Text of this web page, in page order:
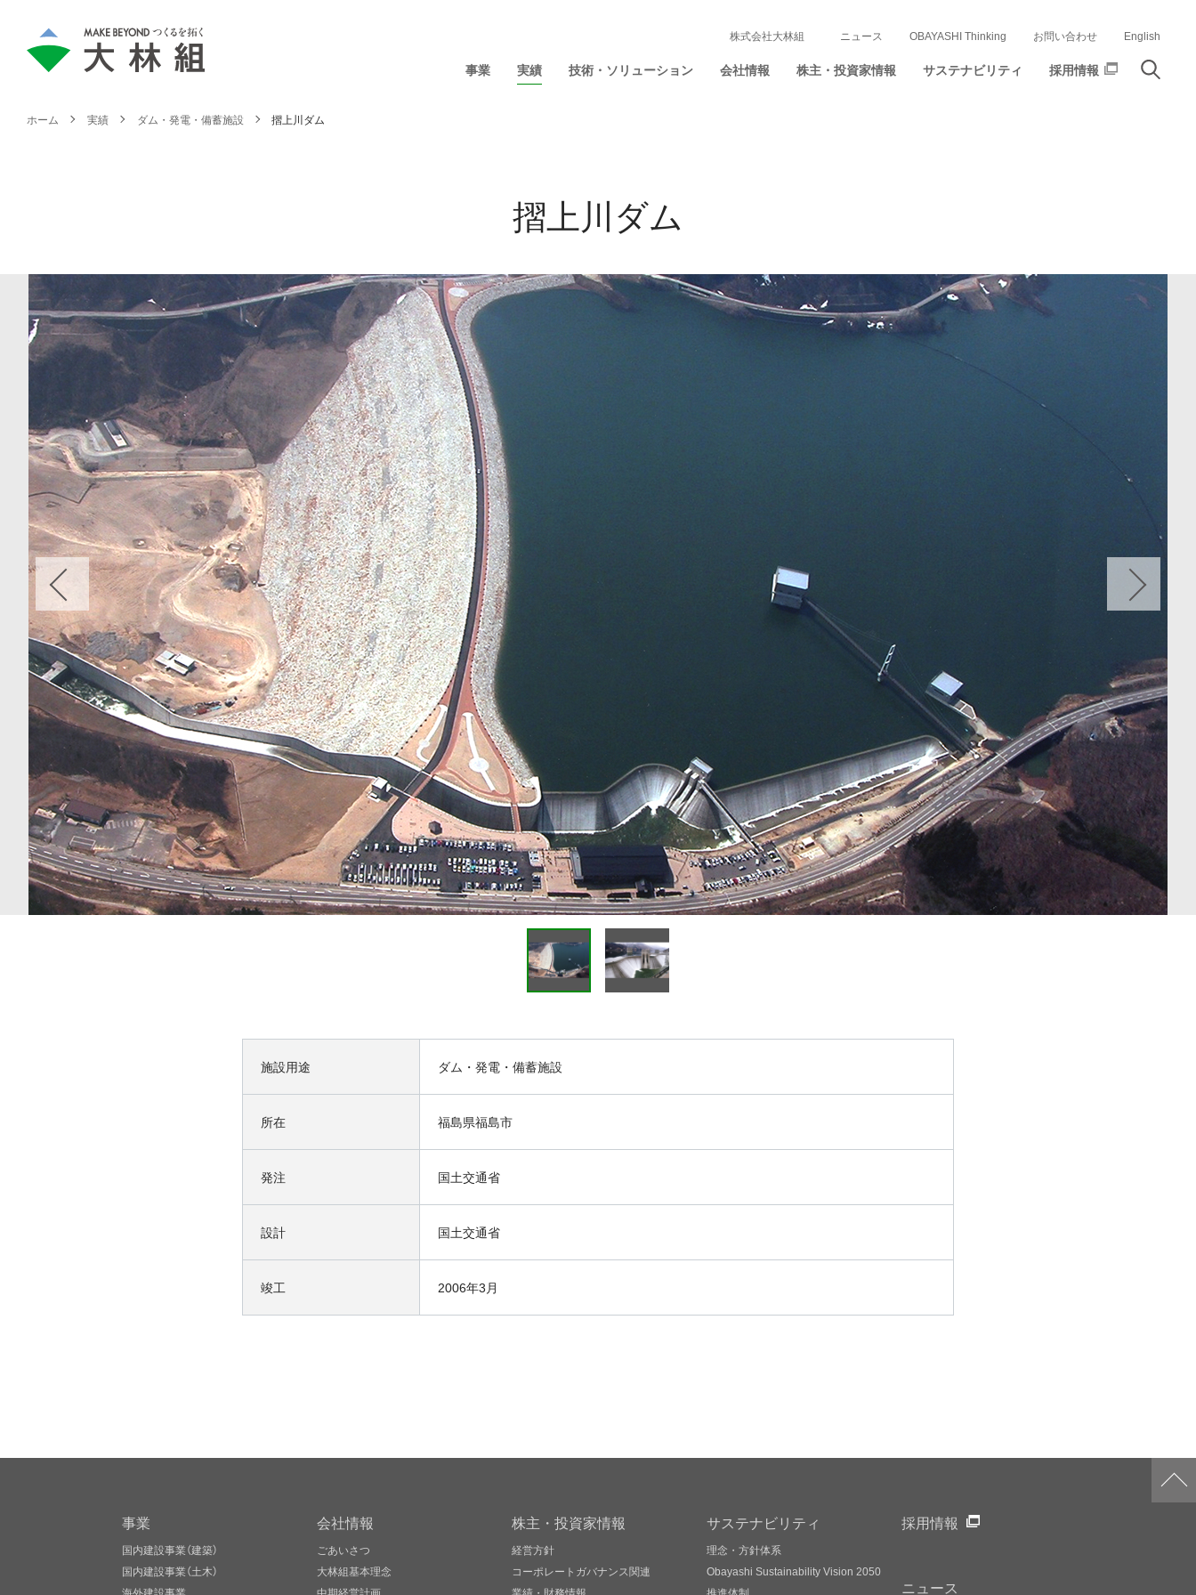
事業 実績 技術・ソリューション 会社情報 株主・投資家情報 サステナビリティ 採用情報
株式会社大林組 ニュース OBAYASHI Thinking お問い合わせ English
ホーム 実績 ダム・発電・備蓄施設 摺上川ダム
摺上川ダム
施設用途 ダム・発電・備蓄施設
所在 福島県福島市
発注 国土交通省
設計 国土交通省
竣工 2006年3月
事業
国内建設事業（建築）
国内建設事業（土木）
会社情報
ごあいさつ
大林組基本理念
株主・投資家情報
経営方針
コーポレートガバナンス関連
サステナビリティ
理念・方針体系
Obayashi Sustainability Vision 2050
採用情報
ニュース